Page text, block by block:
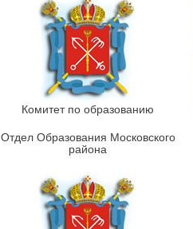
Комитет по образованию
Отдел Образования Московского
района